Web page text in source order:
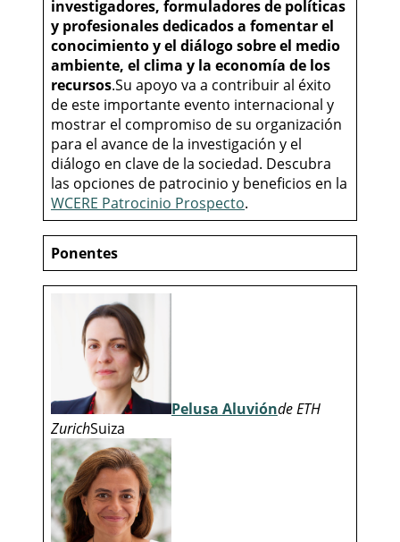
investigadores, formuladores de políticas
y profesionales dedicados a fomentar el
conocimiento y el diálogo sobre el medio
ambiente, el clima y la economía de los
recursos.Su apoyo va a contribuir al éxito
de este importante evento internacional y
mostrar el compromiso de su organización
para el avance de la investigación y el
diálogo en clave de la sociedad. Descubra
las opciones de patrocinio y beneficios en la
WCERE Patrocinio Prospecto.
Ponentes
Pelusa Aluviónde ETH
ZurichSuiza